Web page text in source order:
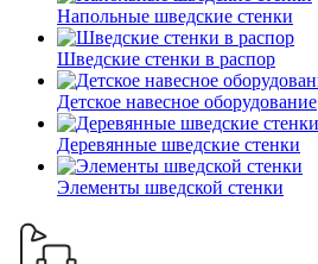
Напольные шведские стенки
Шведские стенки в распор
Детское навесное оборудование
Деревянные шведские стенки
Элементы шведской стенки